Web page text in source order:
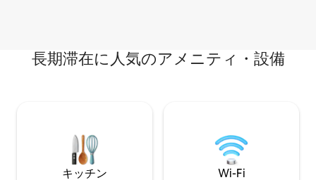
長期滞在に人気のアメニティ・設備
キッチン Wi-Fi